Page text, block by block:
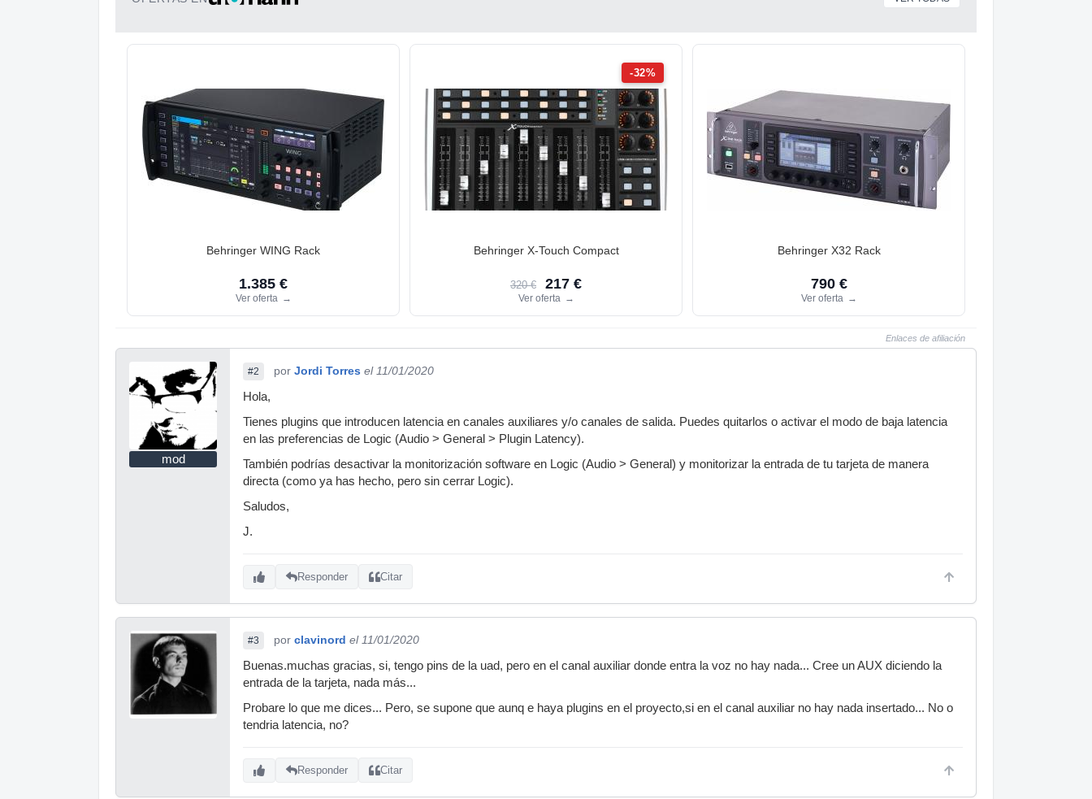
Behringer WING Rack
1.385 €
Ver oferta →
-32%
Behringer X-Touch Compact
320 € 217 €
Ver oferta →
Behringer X32 Rack
790 €
Ver oferta →
Enlaces de afiliación
mod
#2 por Jordi Torres el 11/01/2020
Hola,
Tienes plugins que introducen latencia en canales auxiliares y/o canales de salida. Puedes quitarlos o activar el modo de baja latencia
en las preferencias de Logic (Audio > General > Plugin Latency).
También podrías desactivar la monitorización software en Logic (Audio > General) y monitorizar la entrada de tu tarjeta de manera
directa (como ya has hecho, pero sin cerrar Logic).
Saludos,
J.
Responder Citar
#3 por clavinord el 11/01/2020
Buenas.muchas gracias, si, tengo pins de la uad, pero en el canal auxiliar donde entra la voz no hay nada... Cree un AUX diciendo la
entrada de la tarjeta, nada más...
Probare lo que me dices... Pero, se supone que aunq e haya plugins en el proyecto,si en el canal auxiliar no hay nada insertado... No o
tendria latencia, no?
Responder Citar